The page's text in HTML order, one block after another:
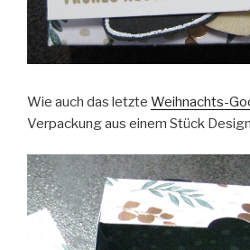
Wie auch das letzte Weihnachts-
Verpackung aus einem Stück